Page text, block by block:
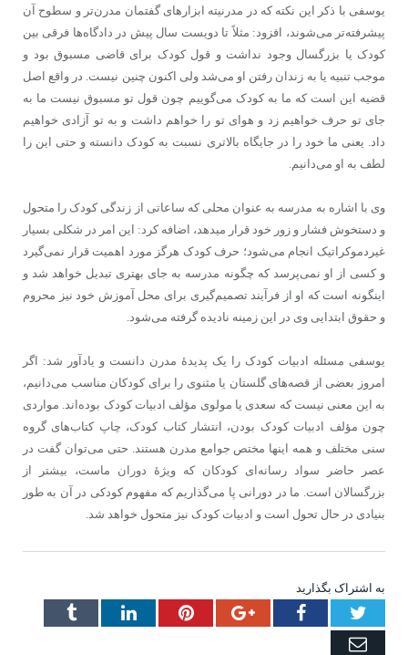
یوسفی با ذکر این نکته که در مدرنیته ابزارهای گفتمان مدرن‌تر و سطوح آن
پیشرفته‌تر می‌شوند، افزود: مثلاً تا دویست سال پیش در دادگاه‌ها فرقی بین
کودک یا بزرگسال وجود نداشت و قول کودک برای قاضی مسبوق بود و
موجب تنبیه یا به زندان رفتن او می‌شد ولی اکنون چنین نیست. در واقع اصل
قضیه این است که ما به کودک می‌گوییم چون قول تو مسبوق نیست ما به
جای تو حرف خواهیم زد و هوای تو را خواهم داشت و به تو آزادی خواهیم
داد. یعنی ما خود را در جایگاه بالاتری نسبت به کودک دانسته و حتی این را
لطف به او می‌دانیم.
وی با اشاره به مدرسه به عنوان محلی که ساعاتی از زندگی کودک را متحول
و دستخوش فشار و زور خود قرار می‎دهد، اضافه کرد: این امر در شکلی بسیار
غیردموکراتیک انجام می‌شود؛ حرف کودک هرگز مورد اهمیت قرار نمی‌گیرد
و کسی از او نمی‌پرسد که چگونه مدرسه به جای بهتری تبدیل خواهد شد و
اینگونه است که او از فرآیند تصمیم‌گیری برای محل آموزش خود نیز محروم
و حقوق ابتدایی وی در این زمینه نادیده گرفته می‌شود.
یوسفی مسئله ادبیات کودک را یک پدیدۀ مدرن دانست و یادآور شد: اگر
امروز بعضی از قصه‌های گلستان یا مثنوی را برای کودکان مناسب می‌دانیم،
به این معنی نیست که سعدی یا مولوی مؤلف ادبیات کودک بوده‌اند. مواردی
چون مؤلف ادبیات کودک بودن، انتشار کتاب کودک، چاپ کتاب‌های گروه
سنی مختلف و همه اینها مختص جوامع مدرن هستند. حتی می‌توان گفت در
عصر حاضر سواد رسانه‌ای کودکان که ویژۀ دوران ماست، بیشتر از
بزرگسالان است. ما در دورانی پا می‌گذاریم که مفهوم کودکی در آن به طور
بنیادی در حال تحول است و ادبیات کودک نیز متحول خواهد شد.
به اشتراک بگذارید
Twitter
Facebook
Google+
Pinterest
LinkedIn
Tumblr
Email